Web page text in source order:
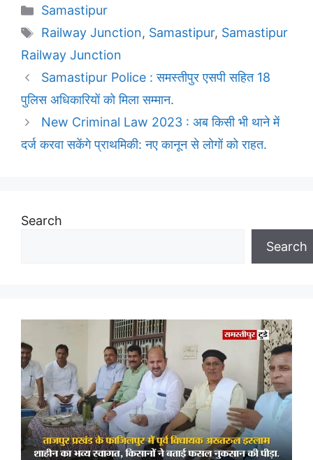
Categories
Samastipur
Tags
Railway Junction, Samastipur, Samastipur
Railway Junction
Samastipur Police : समस्तीपुर एसपी सहित 18
पुलिस अधिकारियों को मिला सम्मान.
New Criminal Law 2023 : अब किसी भी थाने में
दर्ज करवा सकेंगे प्राथमिकी: नए कानून से लोगों को राहत.
Search
Search